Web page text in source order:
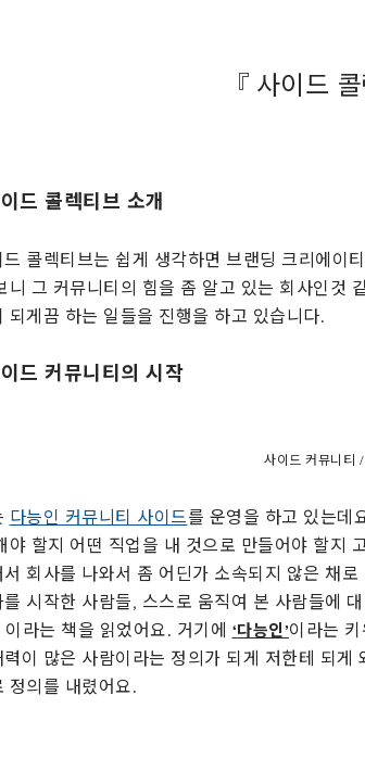
『 사이드
드 콜렉티브 소개
콜렉티브는 쉽게 생각하면 브랜딩 크리에이
니 그 커뮤니티의 힘을 좀 알고 있는 회사인것
되게끔 하는 일들을 진행을 하고 있습니다.
드 커뮤니티의 시작
사이드 커뮤니티
다능인 커뮤니티 사이드를 운영을 하고 있는데
야 할지 어떤 직업을 내 것으로 만들어야 할지
서 회사를 나와서 좀 어딘가 소속되지 않은 채
를 시작한 사람들, 스스로 움직여 본 사람들에
라는 책을 읽었어요. 거기에 ‘다능인’이라는
력이 많은 사람이라는 정의가 되게 저한테 되
정의를 내렸어요.